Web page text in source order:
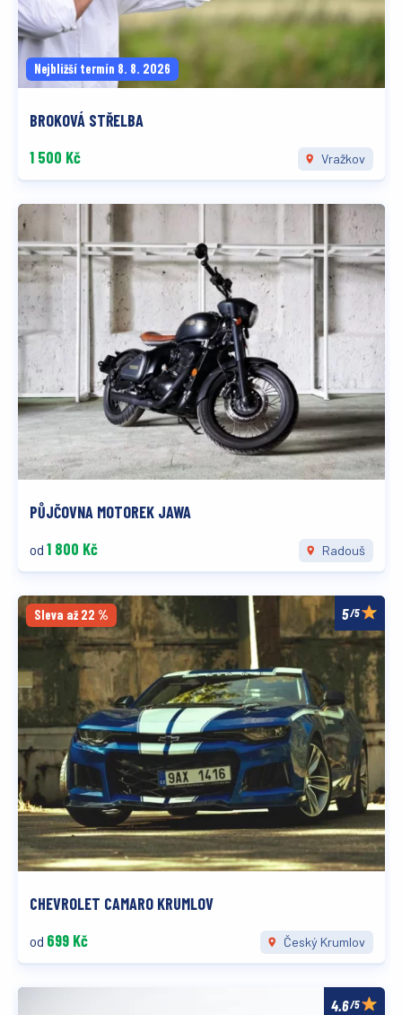
Nejbližší termín 8. 8. 2026
BROKOVÁ STŘELBA
1 500 Kč
Vražkov
PŮJČOVNA MOTOREK JAWA
od 1 800 Kč Radouš
Sleva až 22 % /5
CHEVROLET CAMARO KRUMLOV
od 699 Kč Český Krumlov
/5